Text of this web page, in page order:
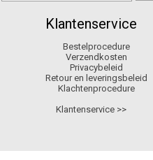
Klantenservice
Bestelprocedure
Verzendkosten
Privacybeleid
Retour en leveringsbeleid
Klachtenprocedure
Klantenservice >>